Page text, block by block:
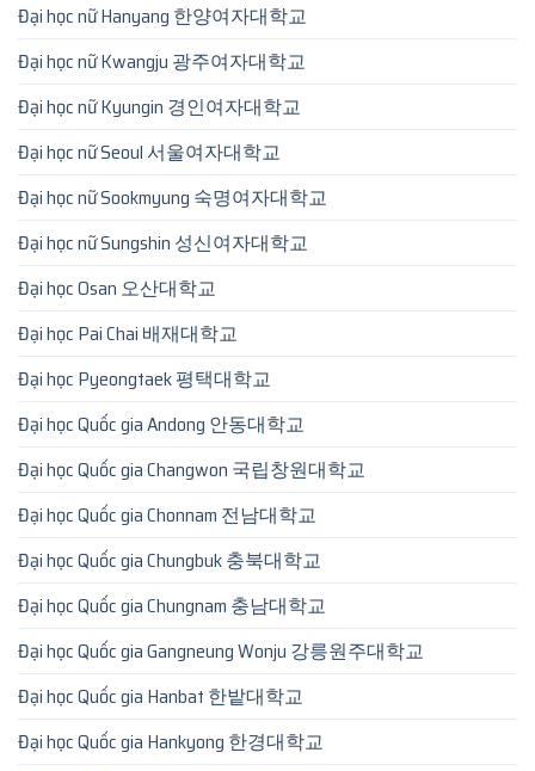
Đại học nữ Hanyang 한양여자대학교
Đại học nữ Kwangju 광주여자대학교
Đại học nữ Kyungin 경인여자대학교
Đại học nữ Seoul 서울여자대학교
Đại học nữ Sookmyung 숙명여자대학교
Đại học nữ Sungshin 성신여자대학교
Đại học Osan 오산대학교
Đại học Pai Chai 배재대학교
Đại học Pyeongtaek 평택대학교
Đại học Quốc gia Andong 안동대학교
Đại học Quốc gia Changwon 국립창원대학교
Đại học Quốc gia Chonnam 전남대학교
Đại học Quốc gia Chungbuk 충북대학교
Đại học Quốc gia Chungnam 충남대학교
Đại học Quốc gia Gangneung Wonju 강릉원주대학교
Đại học Quốc gia Hanbat 한밭대학교
Đại học Quốc gia Hankyong 한경대학교